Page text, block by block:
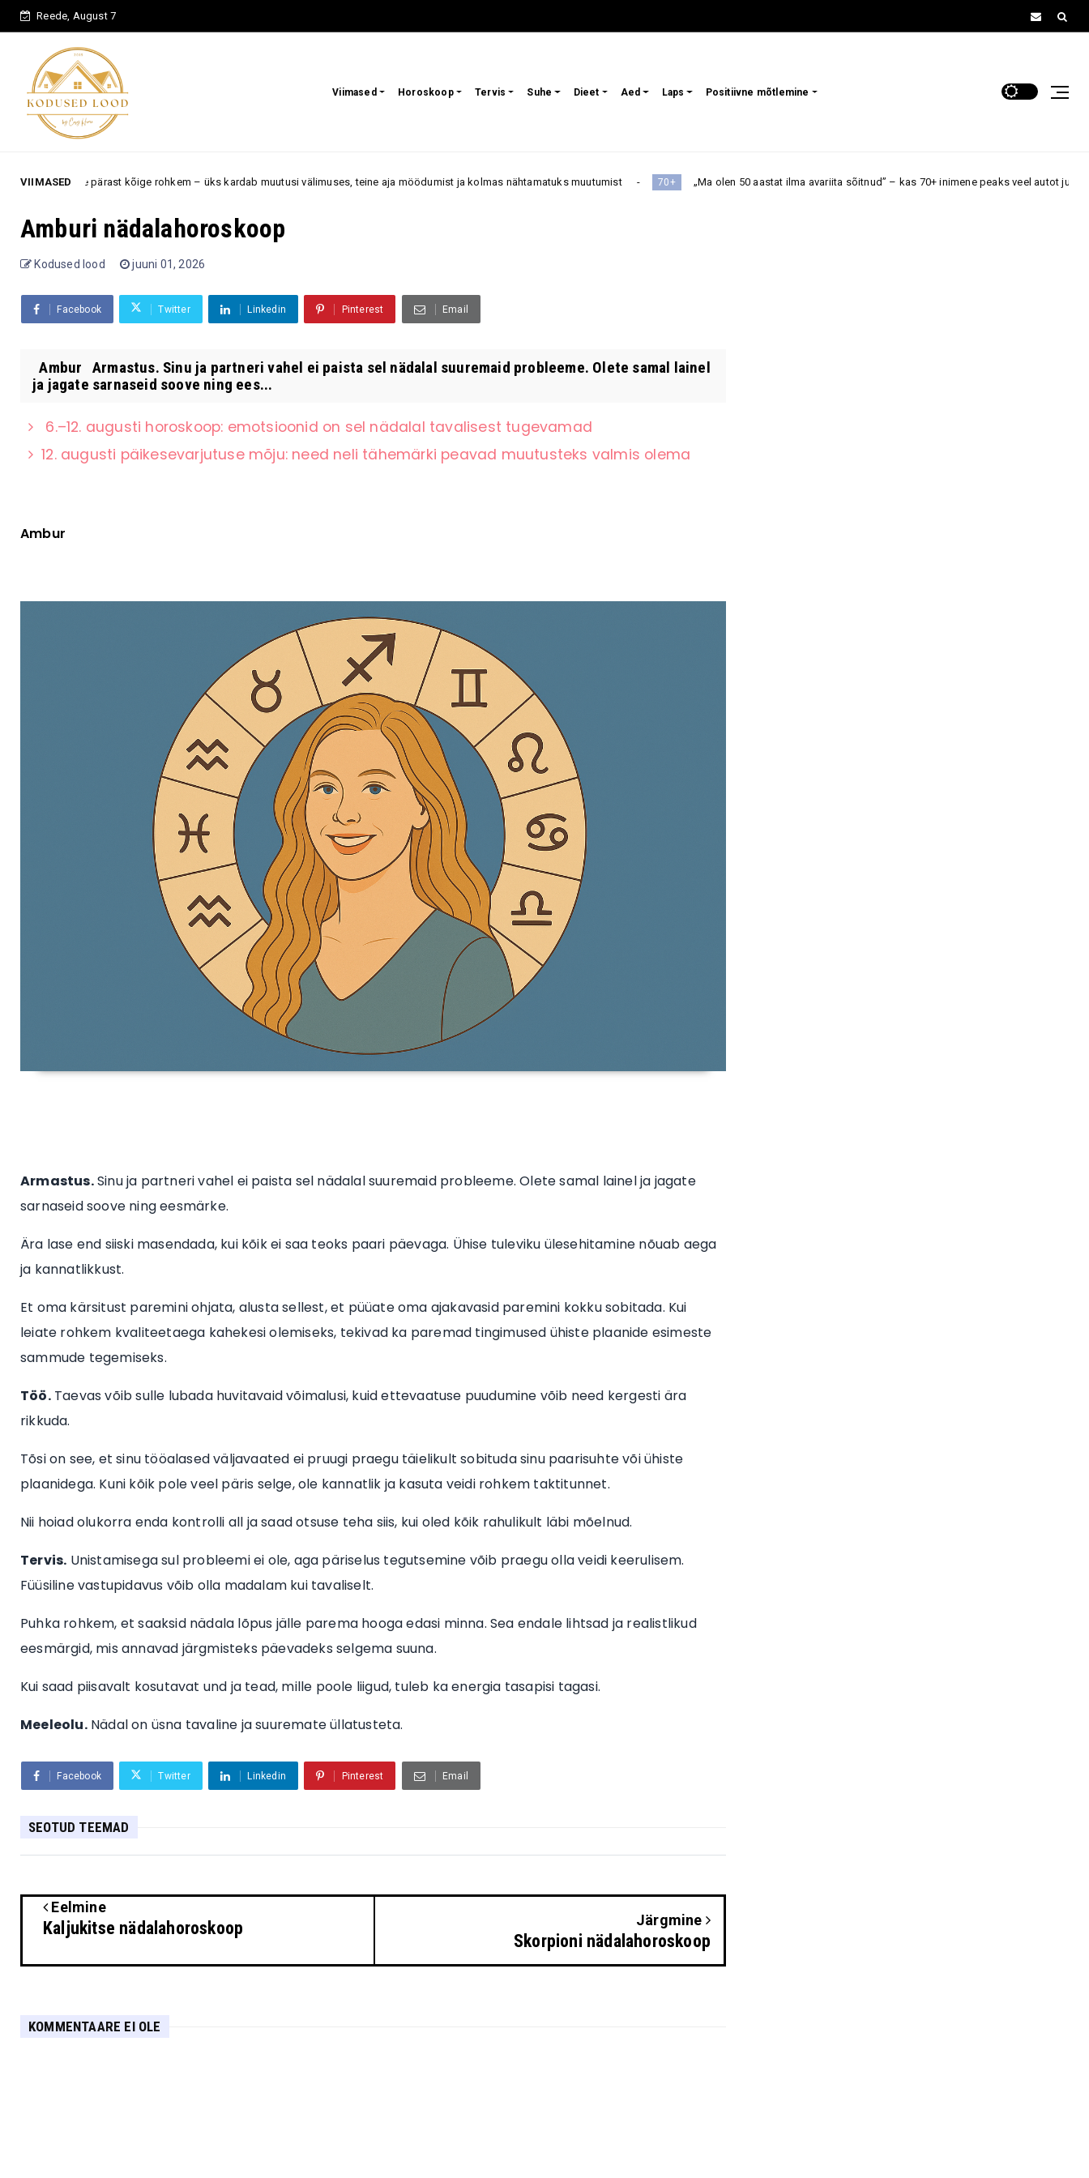
Reede, August 7
Viimased Horoskoop Tervis Suhe Dieet Aed Laps Positiivne mõtlemine
VIIMASED
kõige rohkem – üks kardab muutusi välimuses, teine aja möödumist ja kolmas nähtamatuks muutumist 70+ „Ma olen 50 aastat ilma avariita sõitnud” – kas 70+ inimene peaks veel autot juhtima, kui reaktsioon
Amburi nädalahoroskoop
Kodused lood juuni 01, 2026
Facebook Twitter Linkedin Pinterest Email
Ambur Armastus. Sinu ja partneri vahel ei paista sel nädalal suuremaid probleeme. Olete samal lainel
ja jagate sarnaseid soove ning ees...
6.–12. augusti horoskoop: emotsioonid on sel nädalal tavalisest tugevamad
12. augusti päikesevarjutuse mõju: need neli tähemärki peavad muutusteks valmis olema
Ambur
Armastus.Sinu ja partneri vahel ei paista sel nädalal suuremaid probleeme. Olete samal lainel ja jagate
sarnaseid soove ning eesmärke.
Ära lase end siiski masendada, kui kõik ei saa teoks paari päevaga. Ühise tuleviku ülesehitamine nõuab aega
ja kannatlikkust.
Et oma kärsitust paremini ohjata, alusta sellest, et püüate oma ajakavasid paremini kokku sobitada. Kui
leiate rohkem kvaliteetaega kahekesi olemiseks, tekivad ka paremad tingimused ühiste plaanide esimeste
sammude tegemiseks.
Töö.Taevas võib sulle lubada huvitavaid võimalusi, kuid ettevaatuse puudumine võib need kergesti ära
rikkuda.
Tõsi on see, et sinu tööalased väljavaated ei pruugi praegu täielikult sobituda sinu paarisuhte või ühiste
plaanidega. Kuni kõik pole veel päris selge, ole kannatlik ja kasuta veidi rohkem taktitunnet.
Nii hoiad olukorra enda kontrolli all ja saad otsuse teha siis, kui oled kõik rahulikult läbi mõelnud.
Tervis. Unistamisega sul probleemi ei ole, aga päriselus tegutsemine võib praegu olla veidi keerulisem.
Füüsiline vastupidavus võib olla madalam kui tavaliselt.
Puhka rohkem, et saaksid nädala lõpus jälle parema hooga edasi minna. Sea endale lihtsad ja realistlikud
eesmärgid, mis annavad järgmisteks päevadeks selgema suuna.
Kui saad piisavalt kosutavat und ja tead, mille poole liigud, tuleb ka energia tasapisi tagasi.
Meeleolu.Nädal on üsna tavaline ja suuremate üllatusteta.
Facebook Twitter Linkedin Pinterest Email
SEOTUD TEEMAD
Eelmine
Kaljukitse nädalahoroskoop Järgmine
Skorpioni nädalahoroskoop
KOMMENTAARE EI OLE